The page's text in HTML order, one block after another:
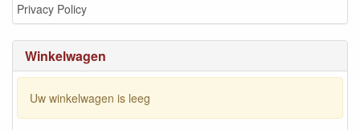
Privacy Policy
Winkelwagen
Uw winkelwagen is leeg